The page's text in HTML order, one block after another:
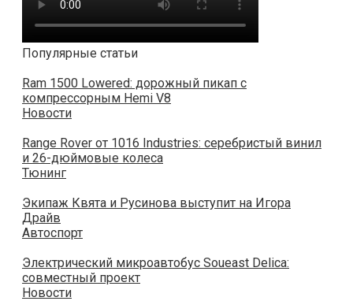
Популярные статьи
Ram 1500 Lowered: дорожный пикап с
компрессорным Hemi V8
Новости
Range Rover от 1016 Industries: серебристый винил
и 26-дюймовые колеса
Тюнинг
Экипаж Квята и Русинова выступит на Игора
Драйв
Автоспорт
Электрический микроавтобус Soueast Delica:
совместный проект
Новости